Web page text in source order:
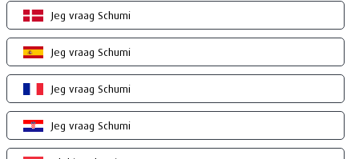
Jeg vraag Schumi
Jeg vraag Schumi
Jeg vraag Schumi
Jeg vraag Schumi